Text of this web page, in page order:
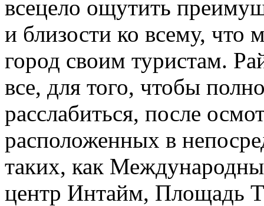
всецело ощутить
и близости ко всему,
город своим туристам.
все, для того, чтобы
расслабиться, после
расположенных в
таких, как
центр Интайм, Площадь